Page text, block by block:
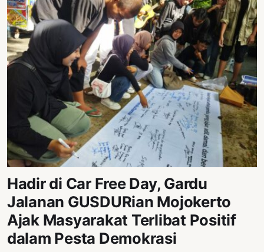
Hadir di Car Free Day, Gardu
Jalanan GUSDURian Mojokerto
Ajak Masyarakat Terlibat Positif
dalam Pesta Demokrasi